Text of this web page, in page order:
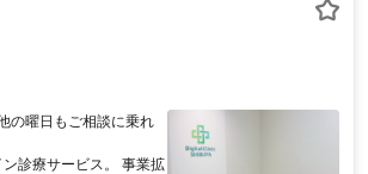
の曜日もご相談に乗れ
診療サービス。 事業拡